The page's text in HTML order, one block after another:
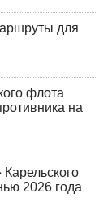
для
флота
на
2026 года